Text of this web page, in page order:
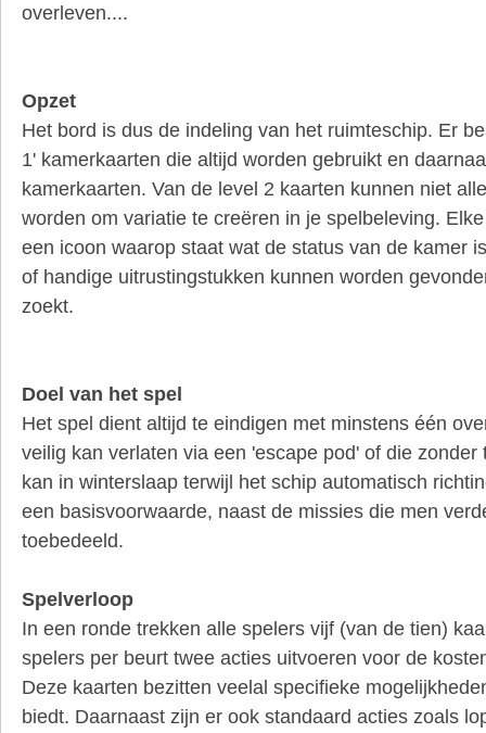
overleven....
Opzet
Het bord is dus de indeling van het ruimteschip. Er
1' kamerkaarten die altijd worden gebruikt en
kamerkaarten. Van de level 2 kaarten kunnen niet
worden om variatie te creëren in je spelbeleving.
een icoon waarop staat wat de status van de kamer
of handige uitrustingstukken kunnen worden
zoekt.
Doel van het spel
Het spel dient altijd te eindigen met minstens één
veilig kan verlaten via een 'escape pod' of die zonder
kan in winterslaap terwijl het schip automatisch
een basisvoorwaarde, naast de missies die men
toebedeeld.
Spelverloop
In een ronde trekken alle spelers vijf (van de tien)
spelers per beurt twee acties uitvoeren voor de
Deze kaarten bezitten veelal specifieke
biedt. Daarnaast zijn er ook standaard acties zoals